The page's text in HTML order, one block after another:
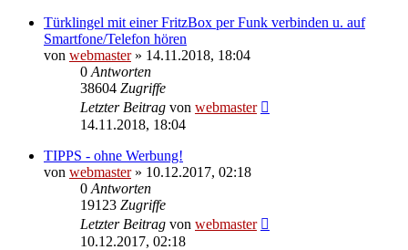
Türklingel mit einer FritzBox per Funk verbinden u. auf
Smartfone/Telefon hören
von webmaster» 14.11.2018, 18:04
0 Antworten
38604 Zugriffe
Letzter Beitrag von webmaster
14.11.2018, 18:04
TIPPS - ohne Werbung!
von webmaster» 10.12.2017, 02:18
0 Antworten
19123 Zugriffe
Letzter Beitrag von webmaster
10.12.2017, 02:18